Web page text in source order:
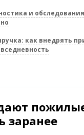
и
как внедрять
заранее